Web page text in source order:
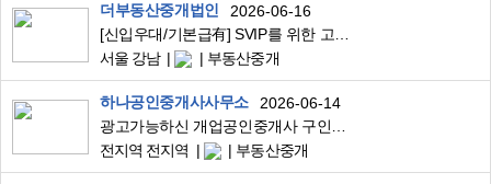
더부동산중개법인
2026-06-16
서울 강남
부동산중개
하나공인중개사사무소
2026-06-14
전지역 전지역
부동산중개